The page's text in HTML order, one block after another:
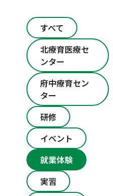
すべて
北療育医療セ
ンター
府中療育セン
ター
研修
イベント
就業体験
実習